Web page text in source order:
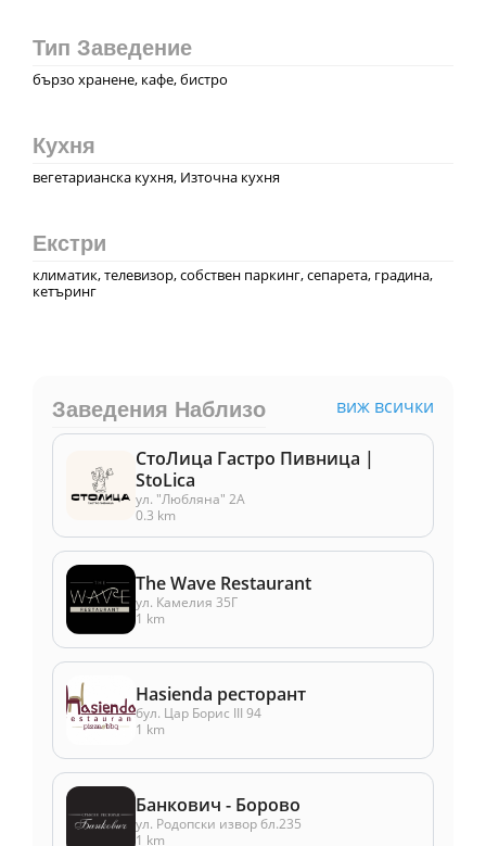
Тип Заведение
бързо хранене, кафе, бистро
Кухня
вегетарианска кухня, Източна кухня
Екстри
климатик, телевизор, собствен паркинг, сепарета, градина,
кетъринг
Заведения Наблизо виж всички
СтоЛица Гастро Пивница |
StoLica
ул. "Любляна" 2А
0.3 km
The Wave Restaurant
ул. Камелия 35Г
1 km
Hasienda ресторант
бул. Цар Борис III 94
1 km
Банкович - Борово
ул. Родопски извор бл.235
1 km